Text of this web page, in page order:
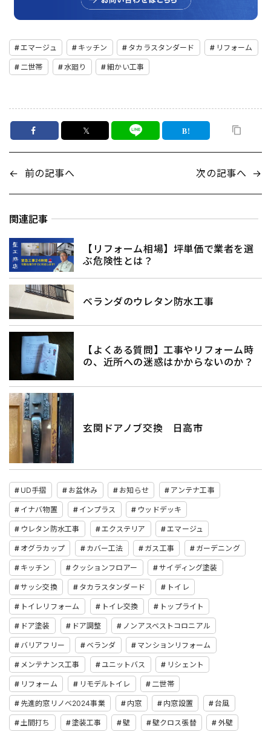
エマージュ キッチン タカラスタンダード リフォーム
二世帯 水廻り 細かい工事
𝕏
← 前の記事へ 次の記事へ →
関連記事
【リフォーム相場】坪単価で業者を選
ぶ危険性とは？
ベランダのウレタン防水工事
【よくある質問】工事やリフォーム時
の、近所への迷惑はかからないのか？
玄関ドアノブ交換 日高市
UD手摺 お盆休み お知らせ アンテナ工事
イナバ物置 インプラス ウッドデッキ
ウレタン防水工事 エクステリア エマージュ
オグラカップ カバー工法 ガス工事 ガーデニング
キッチン クッションフロアー サイディング塗装
サッシ交換 タカラスタンダード トイレ
トイレリフォーム トイレ交換 トップライト
ドア塗装 ドア調整 ノンアスベストコロニアル
バリアフリー ベランダ マンションリフォーム
メンテナンス工事 ユニットバス リシェント
リフォーム リモデルトイレ 二世帯
先進的窓リノベ2024事業 内窓 内窓設置 台風
土間打ち 塗装工事 壁 壁クロス張替 外壁